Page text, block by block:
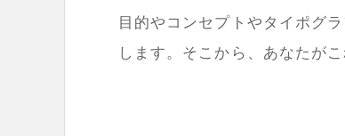
目的やコンセプトやタイポグ
します。そこから、あなたが